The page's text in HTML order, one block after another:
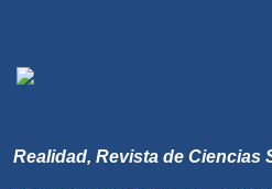
Realidad, Revista de Ciencias